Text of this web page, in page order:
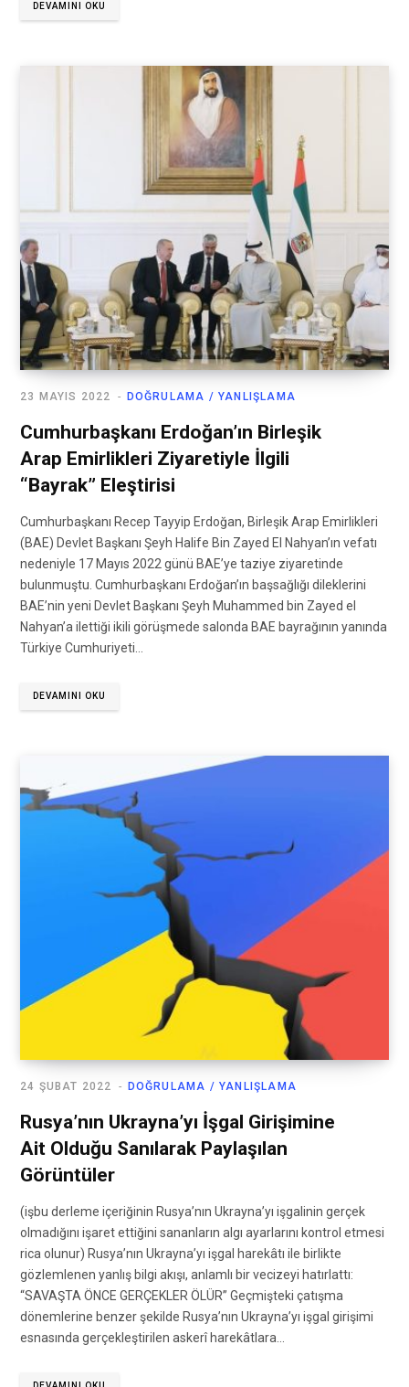
DEVAMINI OKU
DOĞRULAMA / YANLIŞLAMA
23 MAYIS 2022
Cumhurbaşkanı Erdoğan’ın Birleşik
Arap Emirlikleri Ziyaretiyle İlgili
“Bayrak” Eleştirisi
Cumhurbaşkanı Recep Tayyip Erdoğan, Birleşik Arap Emirlikleri
(BAE) Devlet Başkanı Şeyh Halife Bin Zayed El Nahyan’ın vefatı
nedeniyle 17 Mayıs 2022 günü BAE’ye taziye ziyaretinde
bulunmuştu. Cumhurbaşkanı Erdoğan’ın başsağlığı dileklerini
BAE’nin yeni Devlet Başkanı Şeyh Muhammed bin Zayed el
Nahyan’a ilettiği ikili görüşmede salonda BAE bayrağının yanında
Türkiye Cumhuriyeti…
DEVAMINI OKU
DOĞRULAMA / YANLIŞLAMA
24 ŞUBAT 2022
Rusya’nın Ukrayna’yı İşgal Girişimine
Ait Olduğu Sanılarak Paylaşılan
Görüntüler
(işbu derleme içeriğinin Rusya’nın Ukrayna’yı işgalinin gerçek
olmadığını işaret ettiğini sananların algı ayarlarını kontrol etmesi
rica olunur) Rusya’nın Ukrayna’yı işgal harekâtı ile birlikte
gözlemlenen yanlış bilgi akışı, anlamlı bir vecizeyi hatırlattı:
“SAVAŞTA ÖNCE GERÇEKLER ÖLÜR” Geçmişteki çatışma
dönemlerine benzer şekilde Rusya’nın Ukrayna’yı işgal girişimi
esnasında gerçekleştirilen askerî harekâtlara…